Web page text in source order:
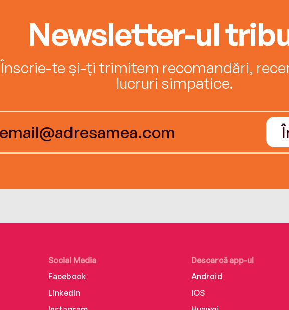
Newsletter-ul
Înscrie-te și-ți trimitem recomandări,
lucruri simpatice.
Social Media
Facebook
LinkedIn
Descarcă app-ul
Android
iOS